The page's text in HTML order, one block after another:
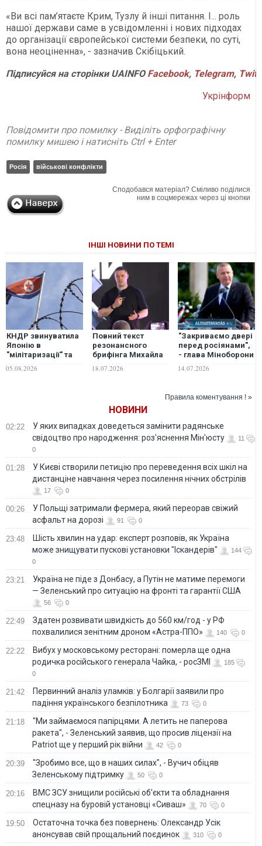
«Ви всі пам’ятаєте Крим, Тузлу й інші питання. І... роль
нашої держави саме в усвідомленні і нових підходах
до організації європейської системи безпеки, по суті,
вона неоціненна», - зазначив Скібіцький.
ПідписуйсянасторінкиUAINFO Facebook, Telegram,
Укрінформ
Повідомити про помилку - Виділіть орфографічну
помилку мишею і натисніть Ctrl + Enter
Росія військові конфлікти
Сподобався матеріал? Сміливо поділися
ним в соцмережах через ці кнопки
ІНШІ НОВИНИ ПО ТЕМІ
КНДР звинуватила
Японію в
"мілітаризації" та
збільшити
05.08.2026
Повний текст
резонансного
брифінга Михайла
18.07.2026
"Закриваємо двері
перед росіянами",
- глава Міноборони
що хоче відновити
14.07.2026
Правила коментування ! »
НОВИНИ
02:22
У яких випадках доведеться замінити радянське
свідоцтво про народження: роз'яснення Мін'юсту
11
0
01:28
У Києві створили петицію про переведення всіх шкіл на
дистанціне навчання через посилення нічних обстрілів
17 0
00:26
У Польщі затримали фермера, який переорав свіжий
асфальт на дорозі
91 0
23:48
Шість хвилин на удар: експерт розповів, як Україна
може знищувати пускові установки "Іскандерів"
144
0
23:21
Україна не піде з Донбасу, а Путін не матиме перемоги
— Зеленський про ситуацію на фронті та гарантії США
56 0
22:49
Здатен розвивати швидкість до 560 км/год - у РФ
похвалилися зенітним дроном «Астра-ППО»
140 0
22:22
Вибух у московському ресторані: померла ще одна
родичка російського генерала Чайка, - росЗМІ
185
0
21:42
Первинний аналіз уламків: у Болгарії заявили про
падіння українського безпілотника
73 0
21:18
"Ми займаємося папірцями. А летить не паперова
ракета", - Зеленський заявив, що просив ліцензії на
Patriot ще у перший рік війни
42 0
20:39
"Зробимо все, що в наших силах", - Вучич обіцяв
Зеленському підтримку
50 0
20:16
ВМС ЗСУ знищили російські об'єкти та обладнання
спецназу на буровій установці «Сиваш»
70 0
19:50
Остаточна точка без повернень: Олександр Усік
анонсував свій прощальний поєдинок
310 0